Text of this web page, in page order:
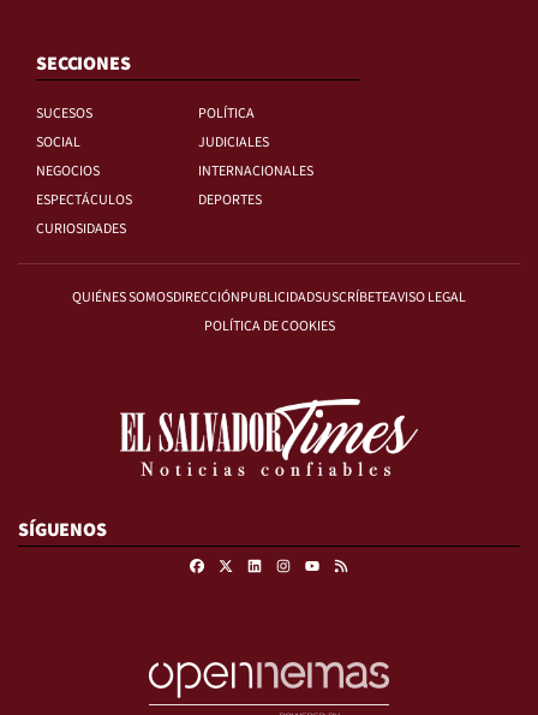
SECCIONES
SUCESOS
POLÍTICA
SOCIAL
JUDICIALES
NEGOCIOS
INTERNACIONALES
ESPECTÁCULOS
DEPORTES
CURIOSIDADES
QUIÉNES SOMOSDIRECCIÓNPUBLICIDADSUSCRÍBETEAVISO LEGAL
POLÍTICA DE COOKIES
SÍGUENOS
FacebookLinkedinInstagram